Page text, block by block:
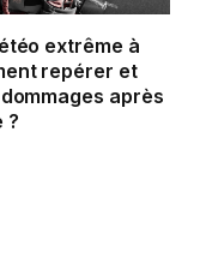
extrême à
repérer et
après
?